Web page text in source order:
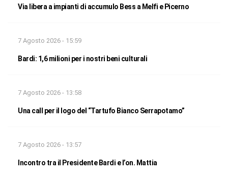
Via libera a impianti di accumulo Bess a Melfi e Picerno
7 Agosto 2026 - 15:59
Bardi: 1,6 milioni per i nostri beni culturali
7 Agosto 2026 - 13:58
Una call per il logo del “Tartufo Bianco Serrapotamo”
7 Agosto 2026 - 13:57
Incontro tra il Presidente Bardi e l’on. Mattia